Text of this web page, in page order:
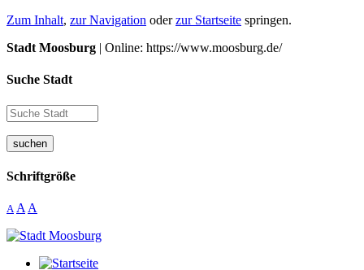
Zum Inhalt, zur Navigation oderzur Startseite springen.
Stadt Moosburg | Online: https://www.moosburg.de/
Suche Stadt
suchen
Schriftgröße
A A A